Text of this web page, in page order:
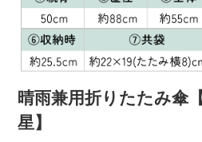
晴雨兼用折りたたみ傘
星】